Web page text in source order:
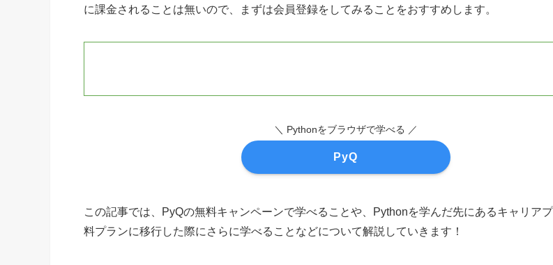
に課金されることは無いので、まずは会員登録をしてみることをおすすめします。
＼ Pythonをブラウザで学べる ／
PyQ
この記事では、PyQの無料キャンペーンで学べることや、Pythonを学んだ先にあるキャリア
料プランに移行した際にさらに学べることなどについて解説していきます！